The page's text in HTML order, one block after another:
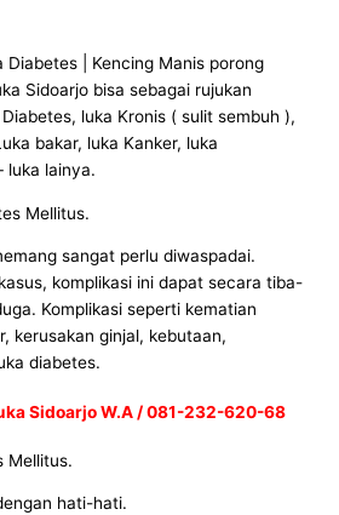
Diabetes | Kencing Manis porong
Sidoarjo bisa sebagai rujukan
luka Kronis ( sulit sembuh ),
bakar, luka Kanker, luka
luka lainya.
Mellitus.
sangat perlu diwaspadai.
komplikasi ini dapat secara tiba-
Komplikasi seperti kematian
kerusakan ginjal, kebutaan,
diabetes.
Sidoarjo W.A / 081-232-620-68
Mellitus.
hati-hati.